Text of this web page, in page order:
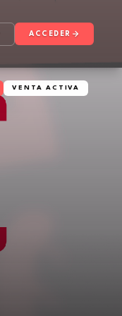
ACCEDER
VENTA ACTIVA